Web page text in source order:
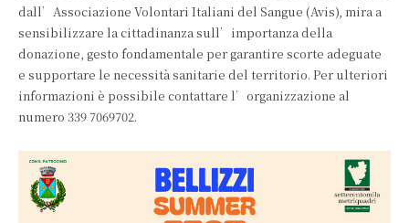
dall’Associazione Volontari Italiani del Sangue (Avis), mira a
sensibilizzare la cittadinanza sull’importanza della
donazione, gesto fondamentale per garantire scorte adeguate
e supportare le necessità sanitarie del territorio. Per ulteriori
informazioni è possibile contattare l’organizzazione al
numero 339 7069702.